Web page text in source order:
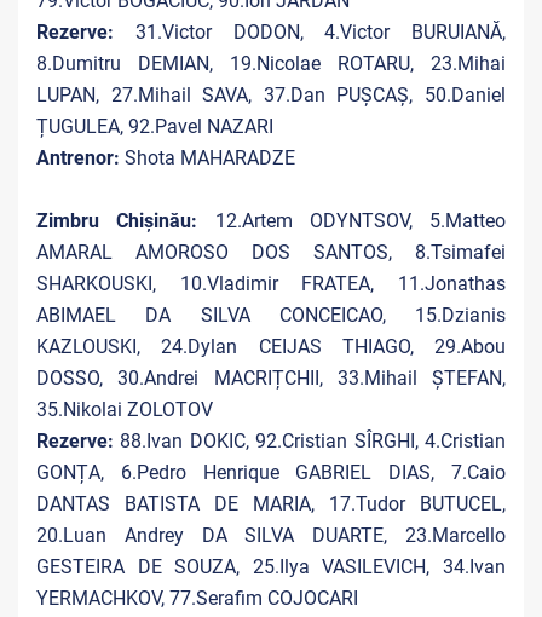
Rezerve: 31.Victor DODON, 4.Victor BURUIANĂ,
8.Dumitru DEMIAN, 19.Nicolae ROTARU, 23.Mihai
LUPAN, 27.Mihail SAVA, 37.Dan PUȘCAȘ, 50.Daniel
ȚUGULEA, 92.Pavel NAZARI
Antrenor: Shota MAHARADZE
Zimbru Chișinău: 12.Artem ODYNTSOV, 5.Matteo
AMARAL AMOROSO DOS SANTOS, 8.Tsimafei
SHARKOUSKI, 10.Vladimir FRATEA, 11.Jonathas
ABIMAEL DA SILVA CONCEICAO, 15.Dzianis
KAZLOUSKI, 24.Dylan CEIJAS THIAGO, 29.Abou
DOSSO, 30.Andrei MACRIȚCHII, 33.Mihail ȘTEFAN,
35.Nikolai ZOLOTOV
Rezerve: 88.Ivan DOKIC, 92.Cristian SÎRGHI, 4.Cristian
GONȚA, 6.Pedro Henrique GABRIEL DIAS, 7.Caio
DANTAS BATISTA DE MARIA, 17.Tudor BUTUCEL,
20.Luan Andrey DA SILVA DUARTE, 23.Marcello
GESTEIRA DE SOUZA, 25.Ilya VASILEVICH, 34.Ivan
YERMACHKOV, 77.Serafim COJOCARI